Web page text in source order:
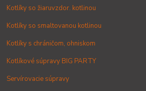
Kotlíky so žiaruvzdor. kotlinou
Kotlíky so smaltovanou kotlinou
Kotlíky s chráničom, ohniskom
Kotlíkové súpravy BIG PARTY
Servírovacie súpravy